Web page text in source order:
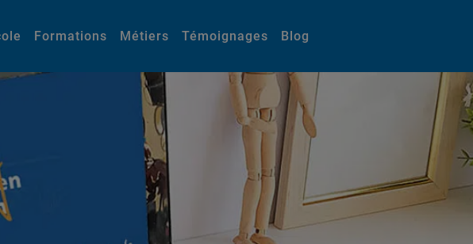
Formations Métiers Témoignages Blog